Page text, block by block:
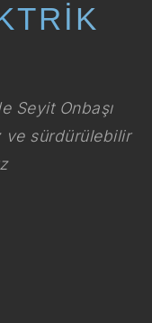
Seyit Onbaşı
ve sürdürülebilir